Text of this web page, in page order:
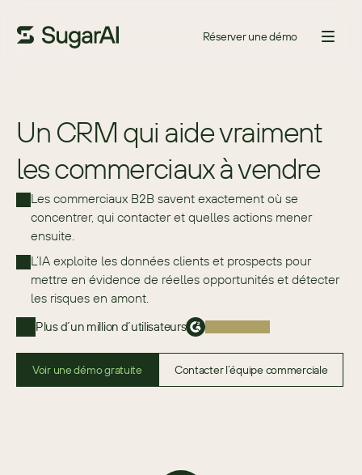
Réserver une démo
Un CRM qui aide vraiment
les commerciaux à vendre
Les commerciaux B2B savent exactement où se
concentrer, qui contacter et quelles actions mener
ensuite.
L’IA exploite les données clients et prospects pour
mettre en évidence de réelles opportunités et détecter
les risques en amont.
Plus d´un million d´utilisateurs
Voir une démo gratuite Contacter l’équipe commerciale